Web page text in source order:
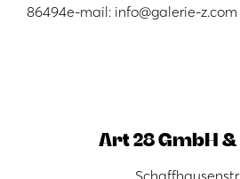
86494e-mail: info@galerie-
Art 28 GmbH &